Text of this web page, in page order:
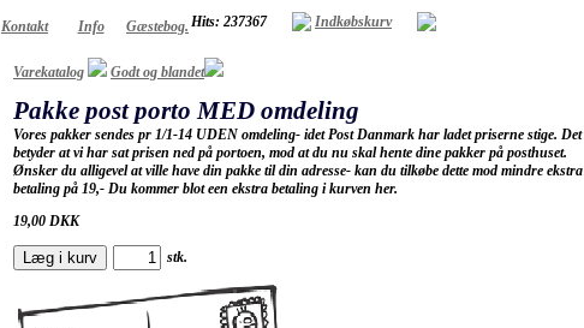
Hits: 237367 Indkøbskurv
Kontakt Info Gæstebog.
Varekatalog Godt og blandet
Pakke post porto MED omdeling
Vores pakker sendes pr 1/1-14 UDEN omdeling- idet Post Danmark har ladet priserne stige. Det
betyder at vi har sat prisen ned på portoen, mod at du nu skal hente dine pakker på posthuset.
Ønsker du alligevel at ville have din pakke til din adresse- kan du tilkøbe dette mod mindre ekstra
betaling på 19,- Du kommer blot een ekstra betaling i kurven her.
19,00 DKK
Læg i kurv stk.